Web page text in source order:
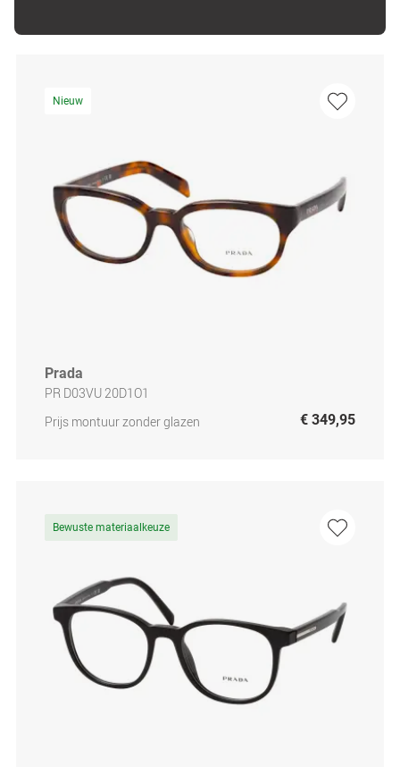
Nieuw
Prada
PR D03VU 20D1O1
Prijs montuur zonder glazen
€ 349,95
Bewuste materiaalkeuze